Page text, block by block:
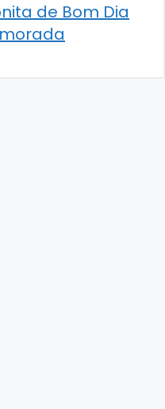
de Bom Dia